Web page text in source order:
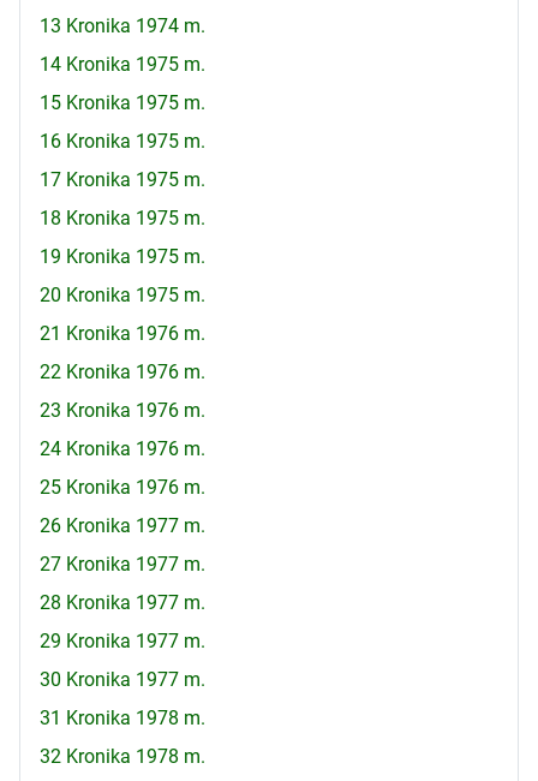
13 Kronika 1974 m.
14 Kronika 1975 m.
15 Kronika 1975 m.
16 Kronika 1975 m.
17 Kronika 1975 m.
18 Kronika 1975 m.
19 Kronika 1975 m.
20 Kronika 1975 m.
21 Kronika 1976 m.
22 Kronika 1976 m.
23 Kronika 1976 m.
24 Kronika 1976 m.
25 Kronika 1976 m.
26 Kronika 1977 m.
27 Kronika 1977 m.
28 Kronika 1977 m.
29 Kronika 1977 m.
30 Kronika 1977 m.
31 Kronika 1978 m.
32 Kronika 1978 m.